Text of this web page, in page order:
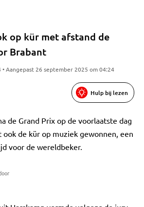
op kür met afstand de
Brabant
Aangepast 26 september 2025 om 04:24
Hulp bij lezen
de Grand Prix op de voorlaatste dag
ook de kür op muziek gewonnen, een
voor de wereldbeker.